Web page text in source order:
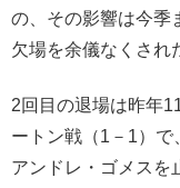
の、その影響は今季
欠場を余儀なくされ
2回目の退場は昨年
ートン戦（1－1）
アンドレ・ゴメスを